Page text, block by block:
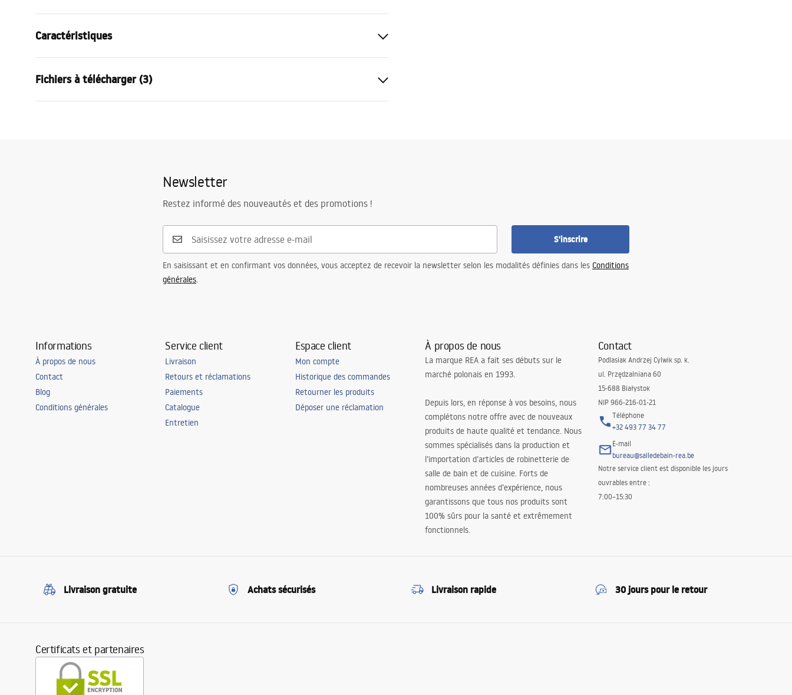
Caractéristiques
Matériel
Couleur
Blanc, Aspect pierre
165
125
Oui
Oui
Fichiers à télécharger (3)
Instrukcja_monta__u_Umywalki_A
Newsletter
Restez informé des nouveautés et des promotions !
S'inscrire
En saisissant et en confirmant vos données, vous acceptez de recevoir la newsletter selon les modalités définies dans les Conditions
générales.
Informations
À propos de nous
Contact
Blog
Conditions générales
Service client
Livraison
Retours et réclamations
Paiements
Catalogue
Entretien
Espace client
Mon compte
Historique des commandes
Retourner les produits
Déposer une réclamation
À propos de nous
La marque REA a fait ses débuts sur le
marché polonais en 1993.
Depuis lors, en réponse à vos besoins, nous
complétons notre offre avec de nouveaux
produits de haute qualité et tendance. Nous
sommes spécialisés dans la production et
l’importation d’articles de robinetterie de
salle de bain et de cuisine. Forts de
nombreuses années d’expérience, nous
garantissons que tous nos produits sont
100% sûrs pour la santé et extrêmement
fonctionnels.
Contact
Podlasiak Andrzej Cylwik sp. k.
ul. Przędzalniana 60
15-688 Białystok
NIP 966-216-01-21
Téléphone
+32 493 77 34 77
E-mail
bureau@salledebain-rea.be
Notre service client est disponible les jours
ouvrables entre :
7:00–15:30
Livraison gratuite Achats sécurisés Livraison rapide 30 jours pour le retour
Certificats et partenaires